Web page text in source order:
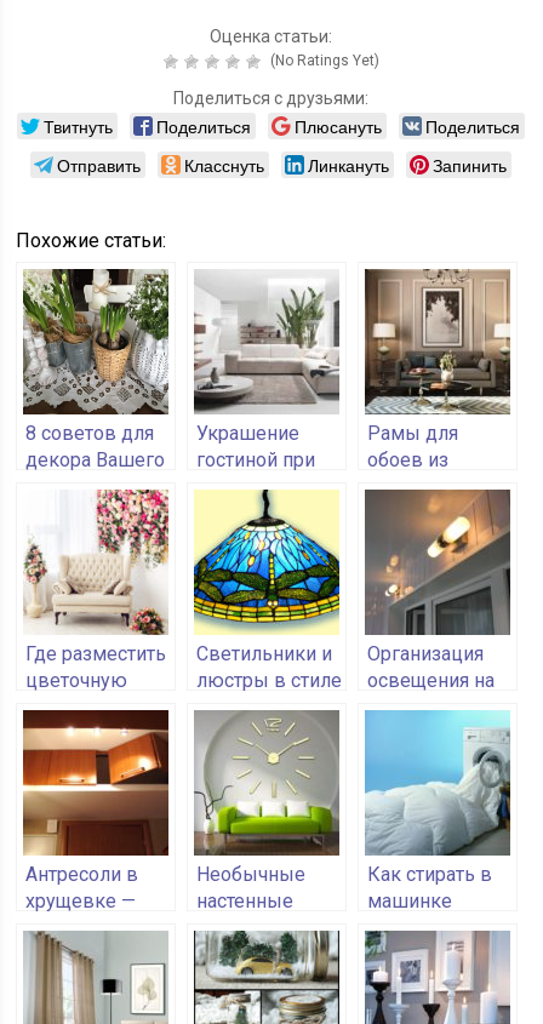
Оценка статьи:
(No Ratings Yet)
Поделиться с друзьями:
Твитнуть Поделиться Плюсануть
Поделиться
Отправить
Класснуть Линкануть Запинить
Похожие статьи:
8 советов для
декора Вашего
Украшение
гостиной при
помощи
растений
Рамы для
обоев из
полиуретановых
молдингов
Где разместить
цветочную
композицию
Светильники и
люстры в стиле
Тиффани
Организация
освещения на
лоджии
Антресоли в
хрущевке —
выбираем
отделку для
систем
хранения
Необычные
настенные
часы для
украшения
интерьера
Как стирать в
машинке
одеяло с
пуховым
наполнителем